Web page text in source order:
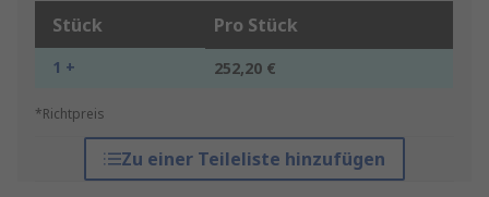
Stück Pro Stück
1 + 252,20 €
*Richtpreis
Zu einer Teileliste hinzufügen